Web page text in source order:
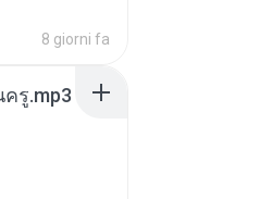
8 giorni fa
ครู.mp3